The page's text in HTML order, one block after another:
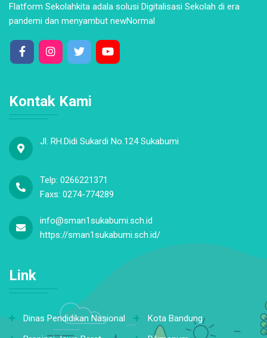
Flatform Sekolahkita adala solusi Digitalisasi Sekolah di era
pandemi dan menyambut newNormal
Kontak Kami
Jl. RH.Didi Sukardi No.124 Sukabumi
Telp: 0266221371
Faxs: 0274-774289
info@sman1sukabumi.sch.id
https://sman1sukabumi.sch.id/
Link
Dinas Pendidikan Nasional
Kota Bandung